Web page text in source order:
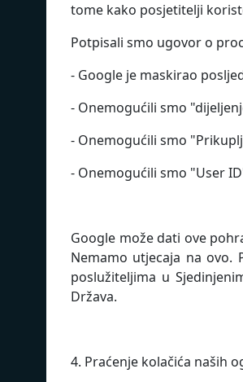
tome kako posjetitelji
Potpisali smo ugovor o
- Google je maskirao
- Onemogućili smo
- Onemogućili smo
- Onemogućili smo "User
Google može dati ove
Nemamo utjecaja na ovo.
poslužiteljima u
Država.
4. Praćenje kolačića naših